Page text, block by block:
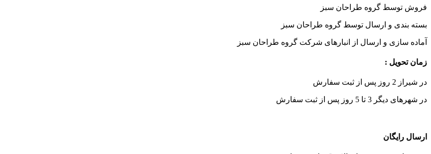
فروش توسط گروه طراحان سبز
بسته بندی و ارسال توسط گروه طراحان سبز
آماده سازی و ارسال از انبارهای شرکت گروه طراحان سبز
زمان تحویل :
در شیراز 2 روز پس از ثبت سفارش
در شهرهای دیگر 3 تا 5 روز پس از ثبت سفارش
ارسال رایگان